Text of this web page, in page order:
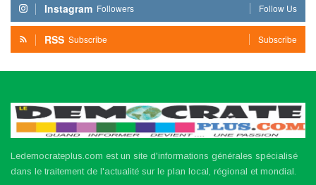
Instagram Followers Follow Us
RSS Subscribe Subscribe
Ledemocrateplus.com est un site d'informations générales spécialisé
dans le traitement de l'actualité sur le plan local, régional et mondial.